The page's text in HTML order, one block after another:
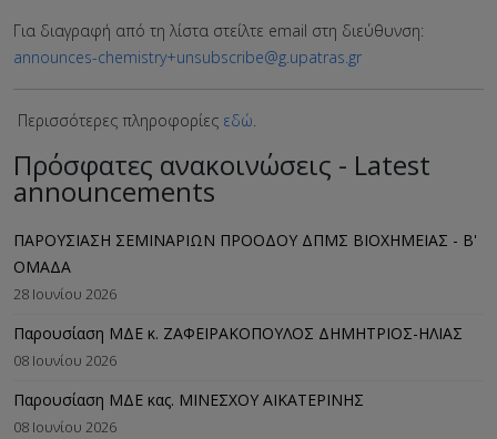
Για διαγραφή από τη λίστα στείλτε email στη διεύθυνση:
announces-chemistry+unsubscribe@g.upatras.gr
Περισσότερες πληροφορίες εδώ
Πρόσφατες ανακοινώσεις - Latest
announcements
ΠΑΡΟΥΣΙΑΣΗ ΣΕΜΙΝΑΡΙΩΝ ΠΡΟΟΔΟΥ ΔΠΜΣ ΒΙΟΧΗΜΕΙΑΣ - B'
ΟΜΑΔΑ
28 Ιουνίου 2026
Παρουσίαση ΜΔΕ κ. ΖΑΦΕΙΡΑΚΟΠΟΥΛΟΣ ΔΗΜΗΤΡΙΟΣ-ΗΛΙΑΣ
08 Ιουνίου 2026
Παρουσίαση ΜΔΕ κας. ΜΙΝΕΣΧΟΥ ΑΙΚΑΤΕΡΙΝΗΣ
08 Ιουνίου 2026